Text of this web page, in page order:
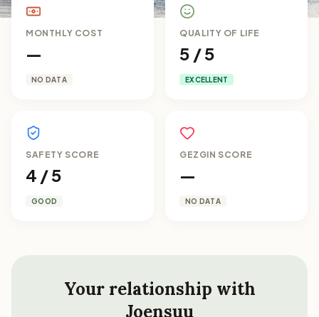
MONTHLY COST
—
NO DATA
QUALITY OF LIFE
5 / 5
EXCELLENT
SAFETY SCORE
4 / 5
GOOD
GEZGIN SCORE
—
NO DATA
Your relationship with
Joensuu